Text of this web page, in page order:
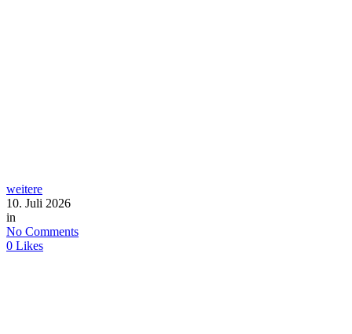
weitere
10. Juli 2026
in
No Comments
0 Likes